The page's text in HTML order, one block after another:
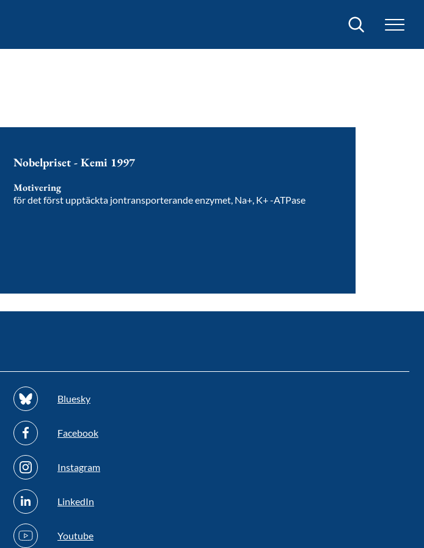
Sök
Nobelpriset - Kemi 1997
Motivering
för det först upptäckta jontransporterande enzymet, Na+, K+ -ATPase
Bluesky
Facebook
Instagram
LinkedIn
Youtube